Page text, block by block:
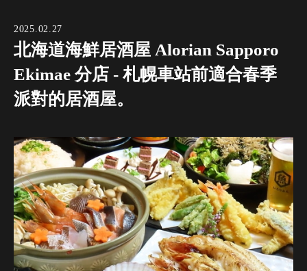
2025.02.27
北海道海鮮居酒屋 Alorian Sapporo
Ekimae 分店 - 札幌車站前適合春季
派對的居酒屋。